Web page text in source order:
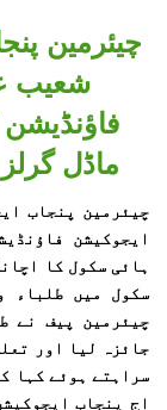
چیئرمین
شعیب
ماڈل
چیئرمین پنجاب
ایجوکیشن
ہائی سکول کا
سکول میں طلباء
چیئرمین پیف نے
جائزہ لیا اور
سراہتے ہوئے کہا
اج پنجاب